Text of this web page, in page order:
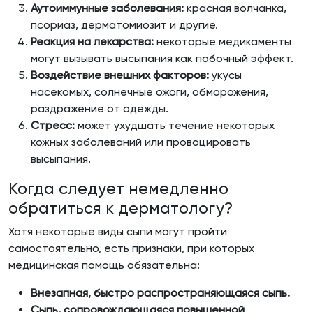
Аутоиммунные заболевания: красная волчанка,
псориаз, дерматомиозит и другие.
Реакция на лекарства: некоторые медикаменты
могут вызывать высыпания как побочный эффект.
Воздействие внешних факторов: укусы
насекомых, солнечные ожоги, обморожения,
раздражение от одежды.
Стресс: может ухудшать течение некоторых
кожных заболеваний или провоцировать
высыпания.
Когда следует немедленно
обратиться к дерматологу?
Хотя некоторые виды сыпи могут пройти
самостоятельно, есть признаки, при которых
медицинская помощь обязательна:
Внезапная, быстро распространяющаяся сыпь.